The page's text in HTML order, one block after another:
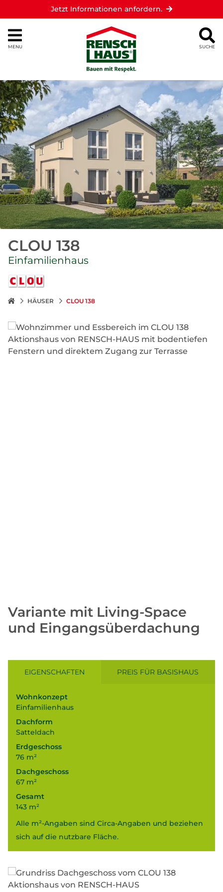
Jetzt Informationen anfordern.
MENU SUCHE
CLOU 138
Einfamilienhaus
HÄUSER CLOU 138
EIGENSCHAFTEN PREIS FÜR BASISHAUS
Wohnkonzept
Einfamilienhaus
Dachform
Satteldach
Erdgeschoss
76 m²
Dachgeschoss
67 m²
Gesamt
143 m²
Alle m²-Angaben sind Circa-Angaben und beziehen
sich auf die nutzbare Fläche.
138
Variante mit Living-Space
und Eingangsüberdachung